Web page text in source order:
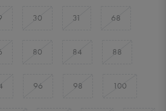
30 31 68
80 84 88
96 98 100